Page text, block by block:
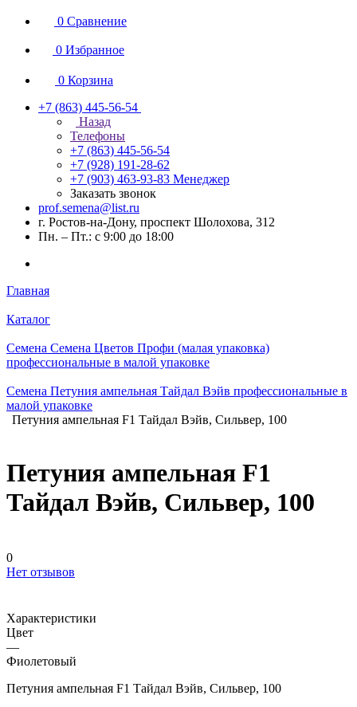
0 Сравнение
0 Избранное
0 Корзина
+7 (863) 445-56-54
Назад
Телефоны
+7 (863) 445-56-54
+7 (928) 191-28-62
+7 (903) 463-93-83 Менеджер
Заказать звонок
prof.semena@list.ru
г. Ростов-на-Дону, проспект Шолохова, 312
Пн. – Пт.: с 9:00 до 18:00
Главная
Каталог
Семена Семена Цветов Профи (малая упаковка)
профессиональные в малой упаковке
Семена Петуния ампельная Тайдал Вэйв профессиональные в
малой упаковке
Петуния ампельная F1 Тайдал Вэйв, Сильвер, 100
Петуния ампельная F1
Тайдал Вэйв, Сильвер, 100
0
Нет отзывов
Характеристики
Цвет
—
Фиолетовый
Петуния ампельная F1 Тайдал Вэйв, Сильвер, 100